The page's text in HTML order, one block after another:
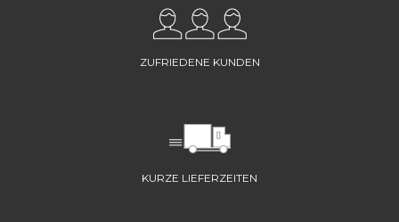
ZUFRIEDENE KUNDEN
KURZE LIEFERZEITEN